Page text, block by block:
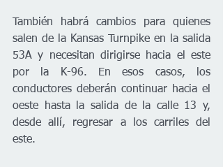
También habrá cambios para quienes
salen de la Kansas Turnpike en la salida
53A y necesitan dirigirse hacia el este
por la K-96. En esos casos, los
conductores deberán continuar hacia el
oeste hasta la salida de la calle 13 y,
desde allí, regresar a los carriles del
este.